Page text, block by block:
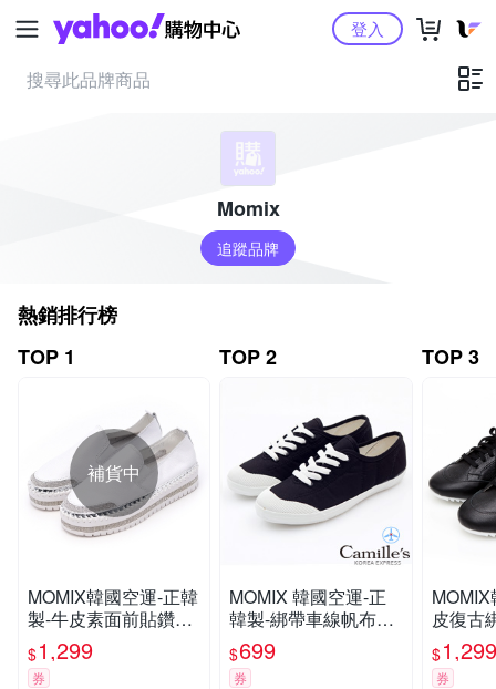
Yahoo購物中心登入
Momix
追蹤品牌
熱銷排行榜
TOP 1
補貨中
MOMIX韓國空運-正韓
製-牛皮素面前貼鑽厚
底懶人鞋-白色
$1,299
券
TOP 2
MOMIX 韓國空運-正
韓製-綁帶車線帆布平
底休閒鞋-酷黑
$699
券
TOP 3
皮復古
色
$1,299
券